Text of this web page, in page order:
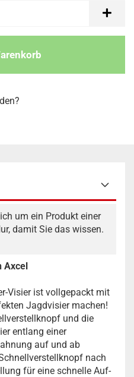
um ein Produkt einer
damit Sie das wissen.
Axcel
Visier ist vollgepackt mit
Jagdvisier machen!
und die
entlang einer
auf und ab
nach
für eine schnelle Auf-